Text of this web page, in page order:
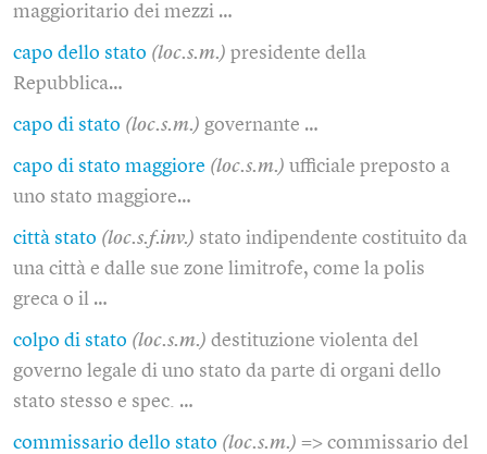
maggioritario dei mezzi …
capo dello stato (loc.s.m.) presidente della
Repubblica…
capo di stato (loc.s.m.) governante …
capo di stato maggiore (loc.s.m.) ufficiale preposto a
uno stato maggiore…
città stato (loc.s.f.inv.) stato indipendente costituito da
una città e dalle sue zone limitrofe, come la polis
greca o il …
colpo di stato (loc.s.m.) destituzione violenta del
governo legale di uno stato da parte di organi dello
stato stesso e spec. …
commissario dello stato (loc.s.m.) => commissario del